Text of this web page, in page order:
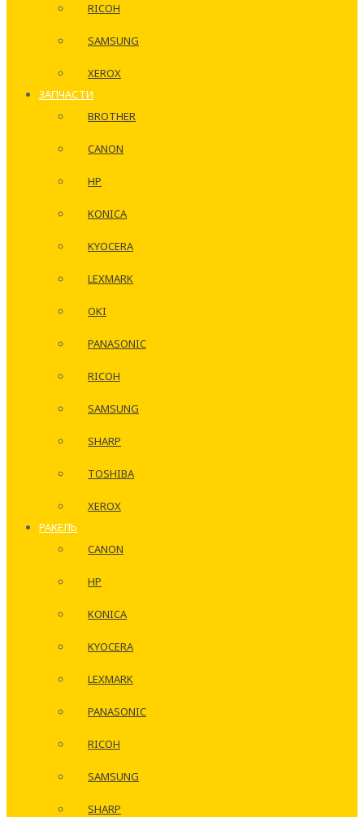
RICOH
SAMSUNG
XEROX
ЗАПЧАСТИ
BROTHER
CANON
HP
KONICA
KYOCERA
LEXMARK
OKI
PANASONIC
RICOH
SAMSUNG
SHARP
TOSHIBA
XEROX
РАКЕЛЬ
CANON
HP
KONICA
KYOCERA
LEXMARK
PANASONIC
RICOH
SAMSUNG
SHARP